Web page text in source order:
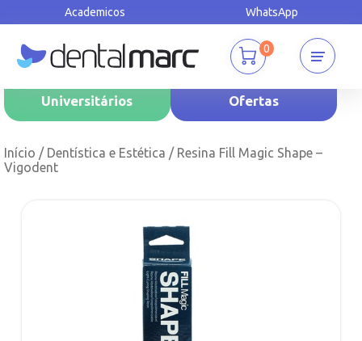
Academicos WhatsApp
0
Universitários Ofertas
Início / Dentística e Estética / Resina Fill Magic Shape –
Vigodent